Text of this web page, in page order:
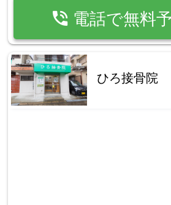
phone_in_talk 電話で無料
ひろ接骨院